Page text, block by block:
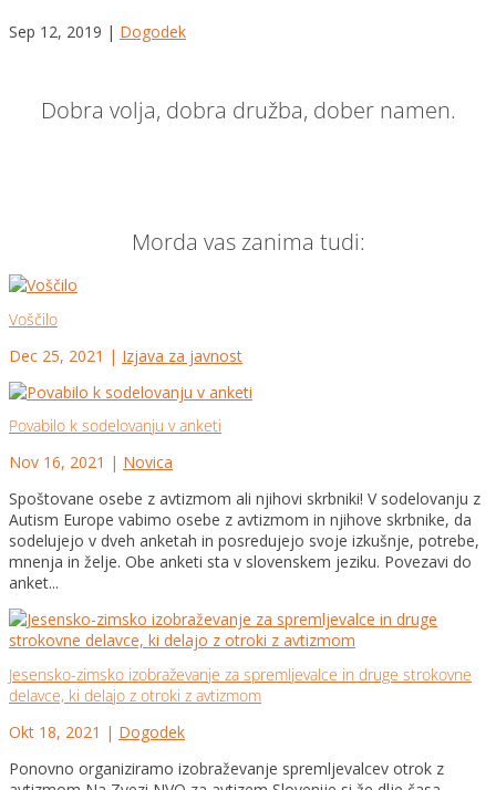
Sep 12, 2019 | Dogodek
Dobra volja, dobra družba, dober namen.
Morda vas zanima tudi:
Voščilo
Dec 25, 2021 | Izjava za javnost
Povabilo k sodelovanju v anketi
Nov 16, 2021 | Novica
Spoštovane osebe z avtizmom ali njihovi skrbniki! V sodelovanju z
Autism Europe vabimo osebe z avtizmom in njihove skrbnike, da
sodelujejo v dveh anketah in posredujejo svoje izkušnje, potrebe,
mnenja in želje. Obe anketi sta v slovenskem jeziku. Povezavi do
anket...
Jesensko-zimsko izobraževanje za spremljevalce in druge strokovne
delavce, ki delajo z otroki z avtizmom
Okt 18, 2021 | Dogodek
Ponovno organiziramo izobraževanje spremljevalcev otrok z